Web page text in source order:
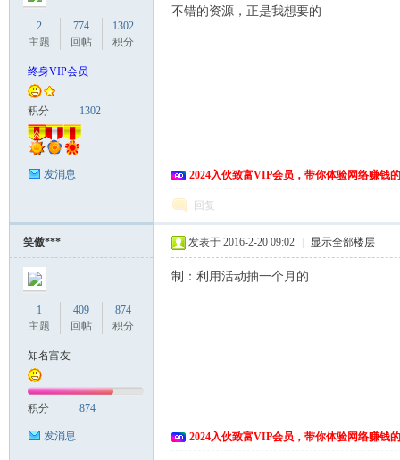
2
主题
774
回帖
1302
积分
终身VIP会员
积分 1302
发消息
不错的资源，正是我想要的
2024入伙致富VIP会员，带你体验网络赚钱
回复
笑傲***
1
主题
409
回帖
874
积分
知名富友
积分 874
发消息
发表于 2016-2-20 09:02 显示全部楼层
制：利用活动抽一个月的
2024入伙致富VIP会员，带你体验网络赚钱